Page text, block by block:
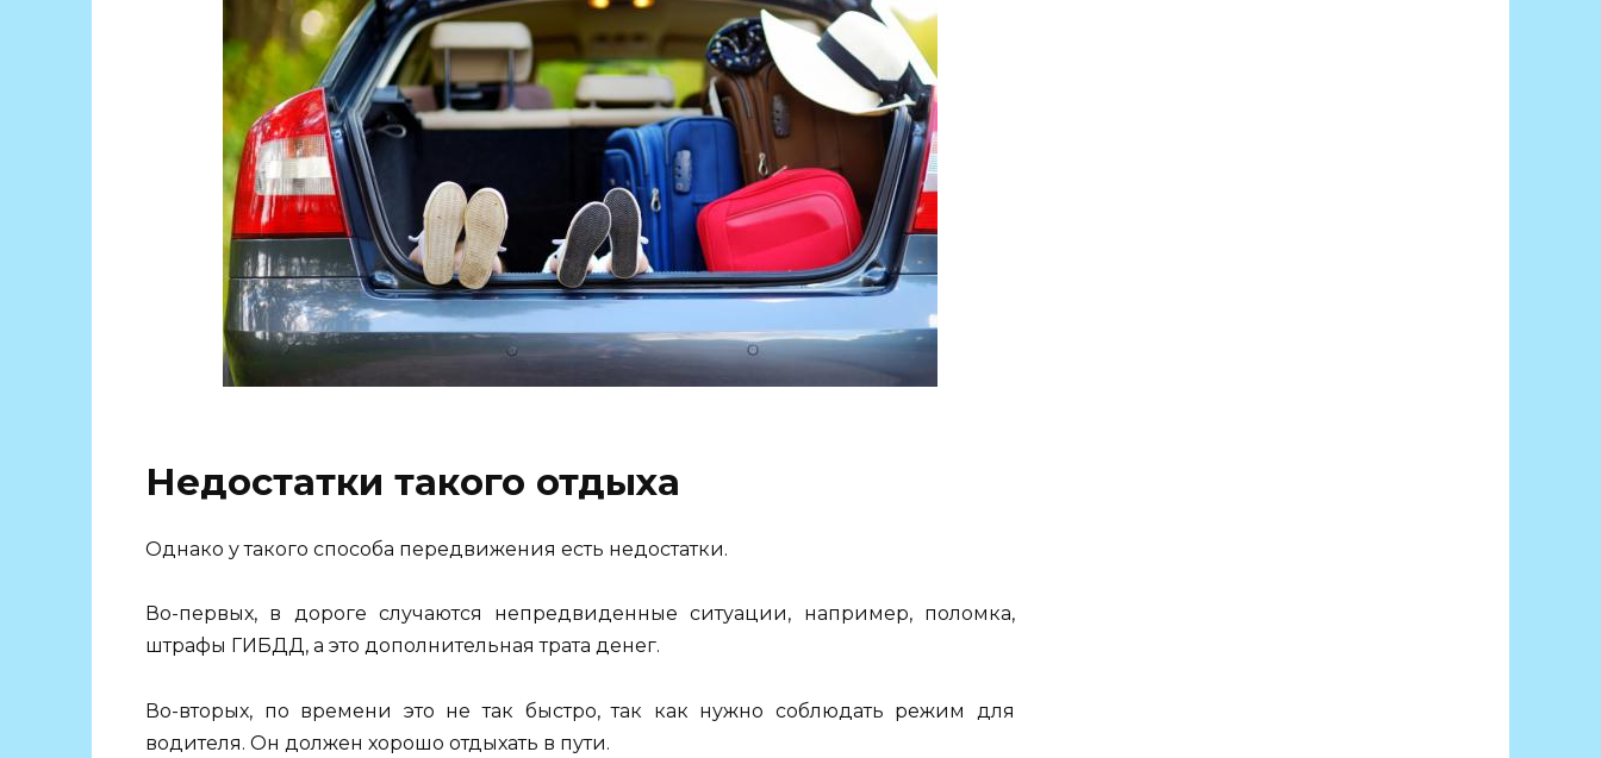
Недостатки такого отдыха
Однако у такого способа передвижения есть недостатки.
Во-первых, в дороге случаются непредвиденные ситуации, например, поломка,
штрафы ГИБДД, а это дополнительная трата денег.
Во-вторых, по времени это не так быстро, так как нужно соблюдать режим для
водителя. Он должен хорошо отдыхать в пути.